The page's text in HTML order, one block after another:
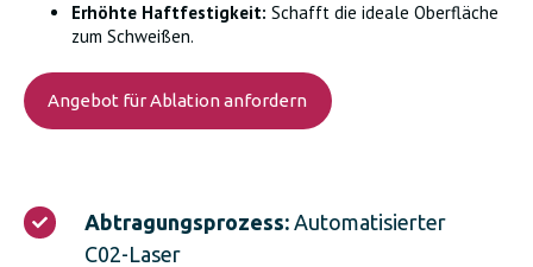
Erhöhte Haftfestigkeit: Schafft die ideale Oberfläche
zum Schweißen.
Angebot für Ablation anfordern
Abtragungsprozess: Automatisierter
C02-Laser
Abtragungsprozess:
Automatisierter